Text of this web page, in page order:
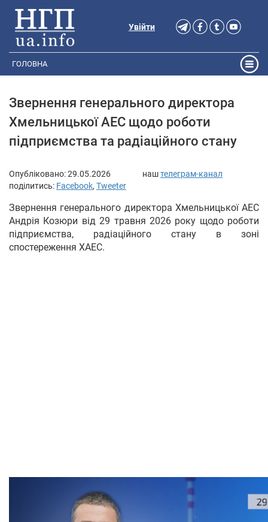
Увійти
ГОЛОВНА
Звернення генерального директора
Хмельницької АЕС щодо роботи
підприємства та радіаційного стану
Опубліковано:29.05.2026 наштелеграм-канал
поділитись: Facebook, Tweeter
Звернення генерального директора Хмельницької АЕС
Андрія Козюри від 29 травня 2026 року щодо роботи
підприємства, радіаційного стану в зоні
спостереження ХАЕС.